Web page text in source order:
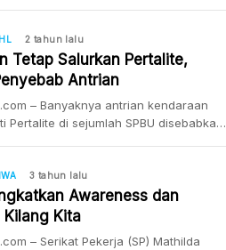
distribusi BBM dan LPG saat
dan Tahun Baru 2024 (Satgas
[…]
2 tahun lalu
Tetap Salurkan Pertalite,
Antrian
– Banyaknya antrian kendaraan
Pertalite di sejumlah SPBU disebabkan
subsidi. Selain itu isu penghapus
kepanikan di masyarakat. Padahal
penyaluran BBM […]
3 tahun lalu
Awareness dan
Kilang Kita
– Serikat Pekerja (SP) Mathilda